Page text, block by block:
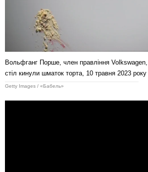
Вольфганг Порше, член правління Volkswagen,
стіл кинули шматок торта, 10 травня 2023 року
Getty Images / «Бабель»